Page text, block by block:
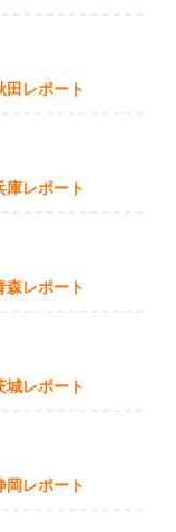
レポート
レポート
レポート
レポート
レポート